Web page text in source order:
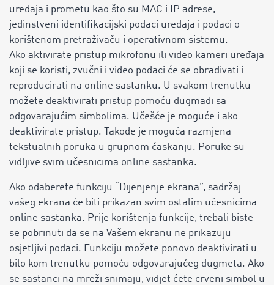
uređaja i prometu kao što su MAC i IP adrese,
jedinstveni identifikacijski podaci uređaja i podaci o
korištenom pretraživaču i operativnom sistemu.
Ako aktivirate pristup mikrofonu ili video kameri uređaja
koji se koristi, zvučni i video podaci će se obrađivati ​​i
reproducirati na online sastanku. U svakom trenutku
možete deaktivirati pristup pomoću dugmadi sa
odgovarajućim simbolima. Učešće je moguće i ako
deaktivirate pristup. Takođe je moguća razmjena
tekstualnih poruka u grupnom ćaskanju. Poruke su
vidljive svim učesnicima online sastanka.
Ako odaberete funkciju “Dijenjenje ekrana”, sadržaj
vašeg ekrana će biti prikazan svim ostalim učesnicima
online sastanka. Prije korištenja funkcije, trebali biste
se pobrinuti da se na Vašem ekranu ne prikazuju
osjetljivi podaci. Funkciju možete ponovo deaktivirati u
bilo kom trenutku pomoću odgovarajućeg dugmeta. Ako
se sastanci na mreži snimaju, vidjet ćete crveni simbol u